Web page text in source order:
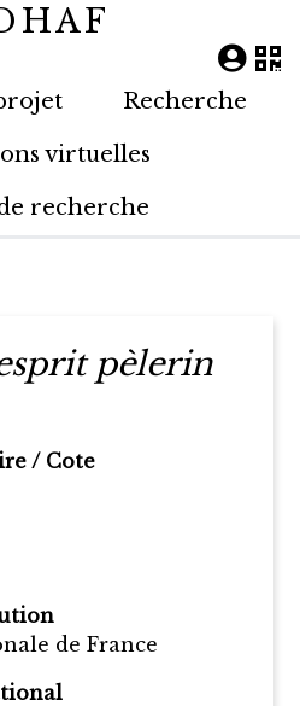
Recherche
virtuelles
recherche
pèlerin
/ Cote
de France